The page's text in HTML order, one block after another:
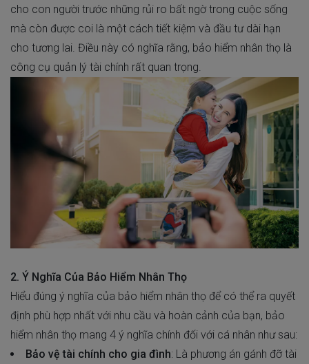
cho con người trước những rủi ro bất ngờ trong cuộc sống
mà còn được coi là một cách tiết kiệm và đầu tư dài hạn
cho tương lai. Điều này có nghĩa rằng, bảo hiểm nhân thọ là
công cụ quản lý tài chính rất quan trọng.
2. Ý Nghĩa Của Bảo Hiểm Nhân Thọ
Hiểu đúng ý nghĩa của bảo hiểm nhân thọ để có thể ra quyết
định phù hợp nhất với nhu cầu và hoàn cảnh của bạn, bảo
hiểm nhân thọ mang 4 ý nghĩa chính đối với cá nhân như sau:
Bảo vệ tài chính cho gia đình: Là phương án gánh đỡ tài